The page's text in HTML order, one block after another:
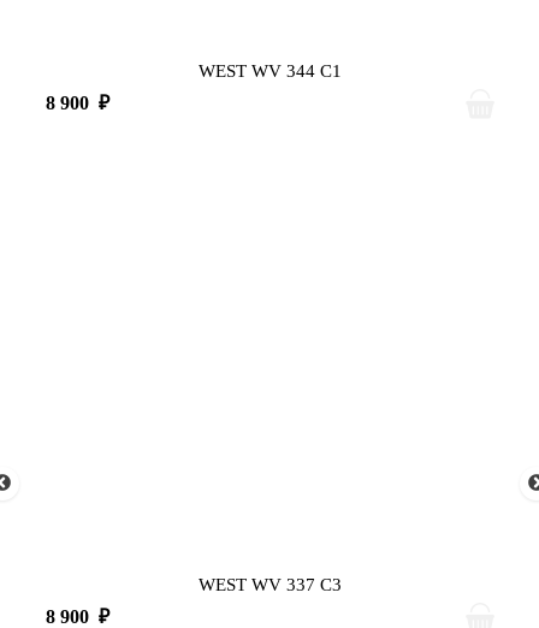
WEST WV 344 C1
8 900 ₽
WEST WV 337 C3
8 900 ₽